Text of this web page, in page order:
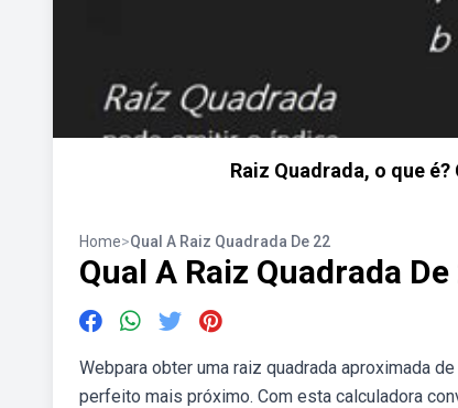
Raiz Quadrada, o que
Home>Qual A Raiz Quadrada De 22
Qual A Raiz Quadrada De
Webpara obter uma raiz quadrada aproximada
perfeito mais próximo. Com esta calculadora